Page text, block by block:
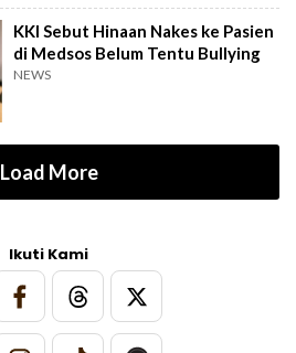
KKI Sebut Hinaan Nakes ke Pasien
di Medsos Belum Tentu Bullying
NEWS
Load More
Ikuti Kami